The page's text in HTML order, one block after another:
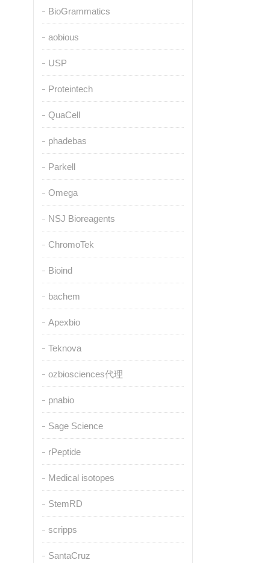
BioGrammatics
aobious
USP
Proteintech
QuaCell
phadebas
Parkell
Omega
NSJ Bioreagents
ChromoTek
Bioind
bachem
Apexbio
Teknova
ozbiosciences代理
pnabio
Sage Science
rPeptide
Medical isotopes
StemRD
scripps
SantaCruz